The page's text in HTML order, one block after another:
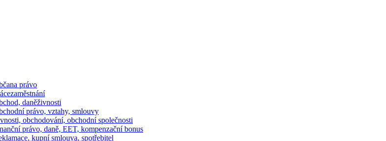
a právo
zaměstnání
daněživnosti
právo, vztahy, smlouvy
obchodování, obchodní společnosti
právo, daně, EET, kompenzační bonus
kupní smlouva, spotřebitel